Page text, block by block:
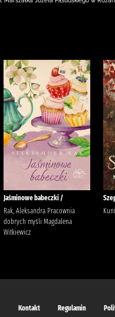
Jaśminowe babeczki /
Rak, Aleksandra Pracownia
dobrych myśli Magdalena
Witkiewicz
Kontakt Regulamin